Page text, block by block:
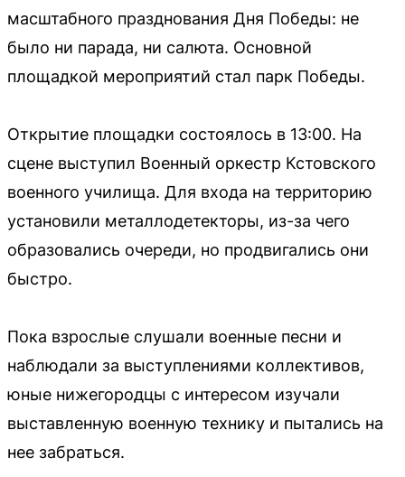
масштабного празднования Дня Победы: не
было ни парада, ни салюта. Основной
площадкой мероприятий стал парк Победы.
Открытие площадки состоялось в 13:00. На
сцене выступил Военный оркестр Кстовского
военного училища. Для входа на территорию
установили металлодетекторы, из-за чего
образовались очереди, но продвигались они
быстро.
Пока взрослые слушали военные песни и
наблюдали за выступлениями коллективов,
юные нижегородцы с интересом изучали
выставленную военную технику и пытались на
нее забраться.